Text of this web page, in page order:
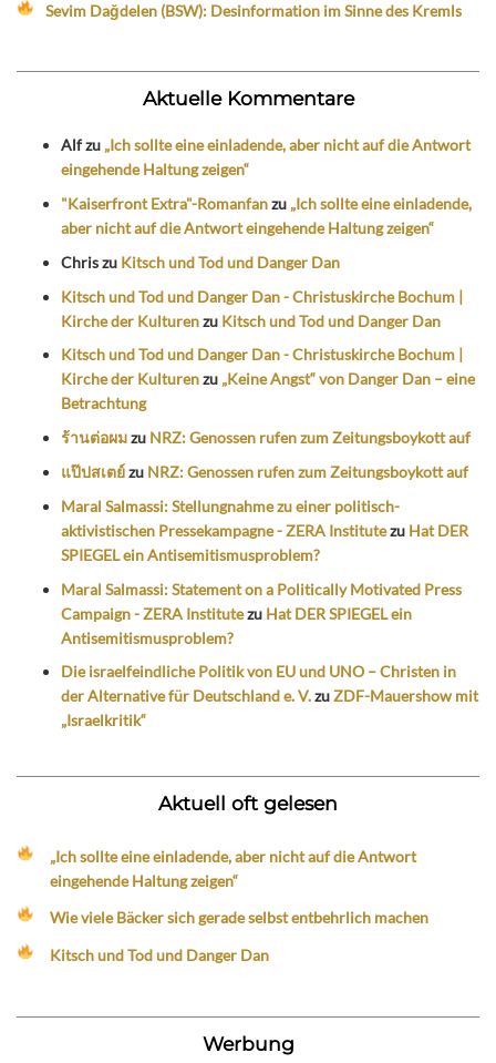
Sevim Dağdelen (BSW): Desinformation im Sinne des Kremls
Aktuelle Kommentare
Alfzu „Ich sollte eine einladende, aber nicht auf die Antwort
eingehende Haltung zeigen“
"Kaiserfront Extra"-Romanfanzu „Ich sollte eine einladende,
aber nicht auf die Antwort eingehende Haltung zeigen“
Chriszu Kitsch und Tod und Danger Dan
Kitsch und Tod und Danger Dan - Christuskirche Bochum |
Kirche der Kulturenzu Kitsch und Tod und Danger Dan
Kitsch und Tod und Danger Dan - Christuskirche Bochum |
Kirche der Kulturenzu „Keine Angst“ von Danger Dan – eine
Betrachtung
ร้านต่อผมzu NRZ: Genossen rufen zum Zeitungsboykott auf
แป๊ปสเตย์zu NRZ: Genossen rufen zum Zeitungsboykott auf
Maral Salmassi: Stellungnahme zu einer politisch-
aktivistischen Pressekampagne - ZERA Institutezu Hat DER
SPIEGEL ein Antisemitismusproblem?
Maral Salmassi: Statement on a Politically Motivated Press
Campaign - ZERA Institutezu Hat DER SPIEGEL ein
Antisemitismusproblem?
Die israelfeindliche Politik von EU und UNO – Christen in
der Alternative für Deutschland e. V.zuZDF-Mauershow mit
„Israelkritik“
Aktuell oft gelesen
„Ich sollte eine einladende, aber nicht auf die Antwort
eingehende Haltung zeigen“
Wie viele Bäcker sich gerade selbst entbehrlich machen
Kitsch und Tod und Danger Dan
Werbung